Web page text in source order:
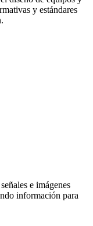
y estándares
e imágenes
información para